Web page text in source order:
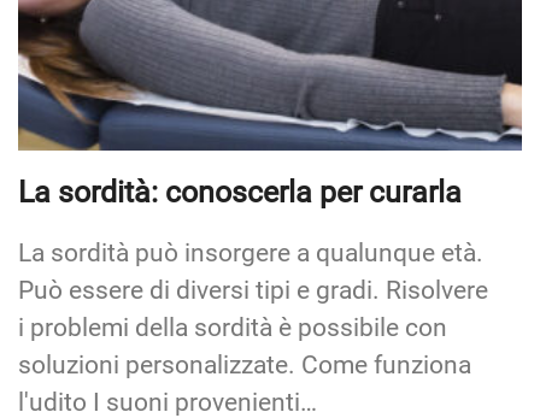
La sordità: conoscerla per curarla
La sordità può insorgere a qualunque età.
Può essere di diversi tipi e gradi. Risolvere
i problemi della sordità è possibile con
soluzioni personalizzate. Come funziona
l'udito I suoni provenienti…